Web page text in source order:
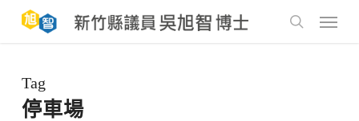
main
Menu
Tag
停車場